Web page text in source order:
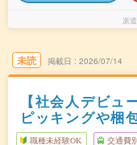
派
未読 掲載日 2026/07/14
【社会人デビュ
ピッキングや梱
職種未経験OK 交通費